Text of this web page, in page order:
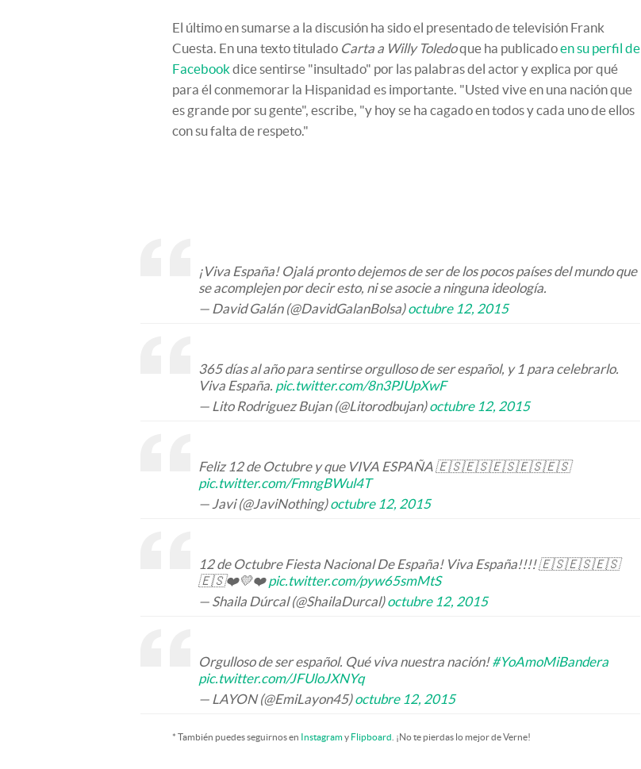
El último en sumarse a la discusión ha sido el presentado de televisión Frank
Cuesta. En una texto titulado Carta a Willy Toledoque ha publicadoen su perfil de
Facebookdice sentirse "insultado" por las palabras del actor y explica por qué
para él conmemorar la Hispanidad es importante. "Usted vive en una nación que
es grande por su gente", escribe, "y hoy se ha cagado en todos y cada uno de ellos
con su falta de respeto."
¡Viva España! Ojalá pronto dejemos de ser de los pocos países del mundo que
se acomplejen por decir esto, ni se asocie a ninguna ideología.
— David Galán (@DavidGalanBolsa)octubre 12, 2015
365 días al año para sentirse orgulloso de ser español, y 1 para celebrarlo.
Viva España. pic.twitter.com/8n3PJUpXwF
— Lito Rodriguez Bujan (@Litorodbujan)octubre 12, 2015
Feliz 12 de Octubre y que VIVA ESPAÑA 🇪🇸🇪🇸🇪🇸🇪🇸🇪🇸
pic.twitter.com/FmngBWul4T
— Javi (@JaviNothing)octubre 12, 2015
12 de Octubre Fiesta Nacional De España! Viva España!!!! 🇪🇸🇪🇸🇪🇸
🇪🇸❤️💛❤️pic.twitter.com/pyw65smMtS
— Shaila Dúrcal (@ShailaDurcal)octubre 12, 2015
Orgulloso de ser español. Qué viva nuestra nación!#YoAmoMiBandera
pic.twitter.com/JFUloJXNYq
— LAYON (@EmiLayon45)octubre 12, 2015
* También puedes seguirnos en Instagramy Flipboard . ¡No te pierdas lo mejor de Verne!